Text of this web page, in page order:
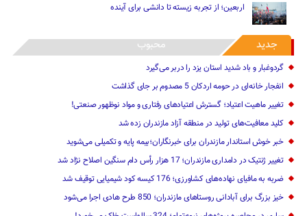
اربعین؛ از تجربه زیسته تا دانشی برای آینده
جدید محبوب
گردوغبار و باد شدید استان یزد را دربر می‌گیرد
انفجار خانه‌ای در حومه اردکان 5 مصدوم بر جای گذاشت
تغییر ماهیت ‌اعتیاد؛ گسترش اعتیادهای رفتاری و مواد نوظهور صنعتی!
کلید معافیت‌های تولید در منطقه آزاد مازندران زده شد
خبر خوش استاندار مازندران برای خبرنگاران؛‌بیمه پایه و ‌تکمیلی می‌شوید
تغییر ژنتیک‌ در دامداری مازندران؛ 17 هزار رأس دام سنگین ‌اصلاح نژاد شد
ضربه ‌به مافیای نهاده‌های کشاورزی؛ 176 کیسه کود شیمیایی توقیف شد
خیز بزرگ برای آبادانی روستاهای مازندران؛ 850 طرح هادی ‌اجرا می‌شود